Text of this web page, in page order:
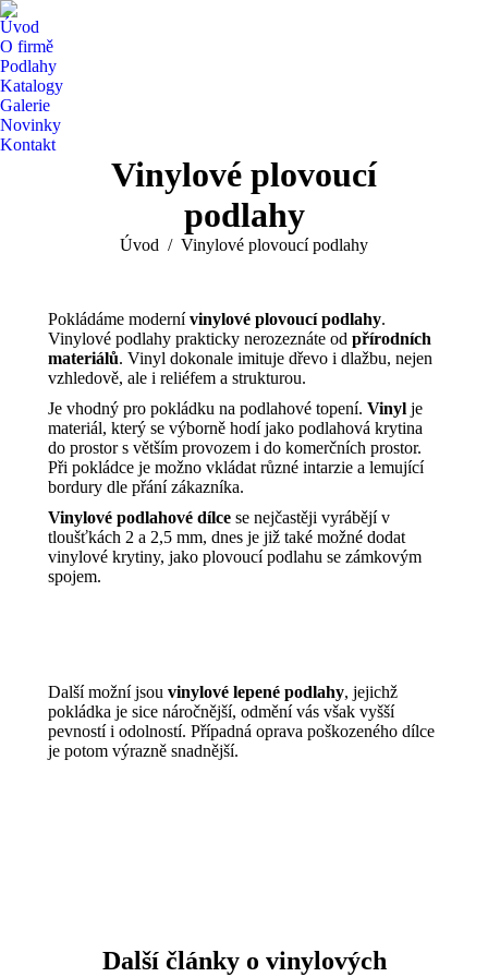
Úvod
O firmě
Podlahy
Katalogy
Galerie
Novinky
Kontakt
Vinylové plovoucí
podlahy
You are here:
Úvod Vinylové plovoucí podlahy
Pokládáme modernívinylové plovoucí podlahy.
Vinylové podlahy prakticky nerozeznáte od přírodních
materiálů. Vinyl dokonale imituje dřevo i dlažbu, nejen
vzhledově, ale i reliéfem a strukturou.
Je vhodný pro pokládku na podlahové topení. Vinyl je
materiál, který se výborně hodí jako podlahová krytina
do prostor s větším provozem i do komerčních prostor.
Při pokládce je možno vkládat různé intarzie a lemující
bordury dle přání zákazníka.
Vinylové podlahové dílce se nejčastěji vyrábějí v
tloušťkách 2 a 2,5 mm, dnes je již také možné dodat
vinylové krytiny, jako plovoucí podlahu se zámkovým
spojem.
Další možní jsou vinylové lepené podlahy, jejichž
pokládka je sice náročnější, odmění vás však vyšší
pevností i odolností. Případná oprava poškozeného dílce
je potom výrazně snadnější.
Další články o vinylových